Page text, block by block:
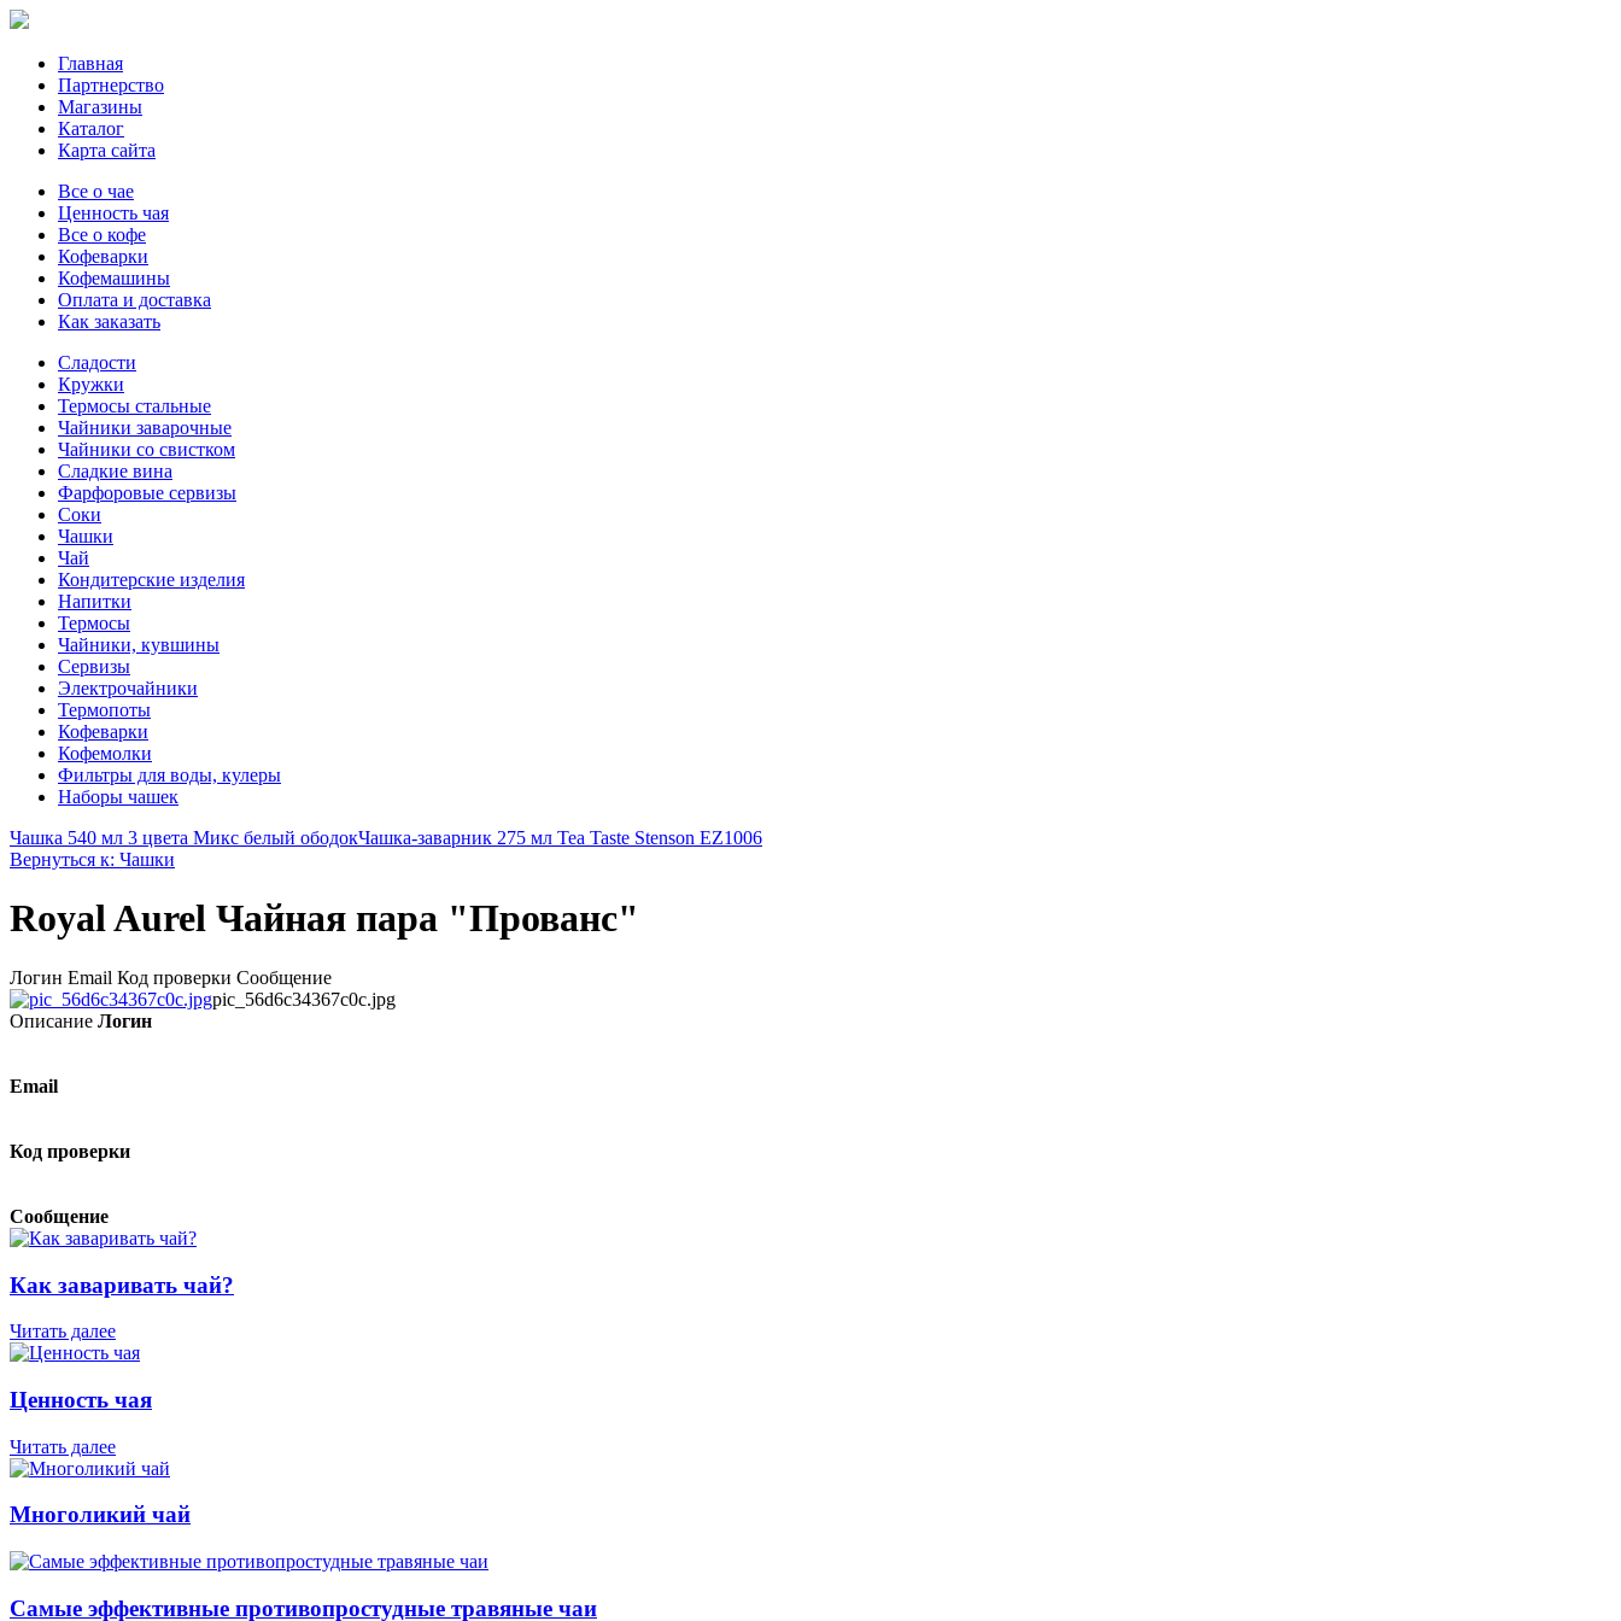
Главная
Партнерство
Магазины
Каталог
Карта сайта
Все о чае
Ценность чая
Все о кофе
Кофеварки
Кофемашины
Оплата и доставка
Как заказать
Сладости
Кружки
Термосы стальные
Чайники заварочные
Чайники со свистком
Сладкие вина
Фарфоровые сервизы
Соки
Чашки
Чай
Кондитерские изделия
Напитки
Термосы
Чайники, кувшины
Сервизы
Электрочайники
Термопоты
Кофеварки
Кофемолки
Фильтры для воды, кулеры
Наборы чашек
Чашка 540 мл 3 цвета Микс белый ободокЧашка-заварник 275 мл Tea Taste Stenson EZ1006
Вернуться к: Чашки
Royal Aurel Чайная пара "Прованс"
Логин Email Код проверки Сообщение
pic_56d6c34367c0c.jpg
Описание Логин
Email
Код проверки
Сообщение
Как заваривать чай?
Читать далее
Ценность чая
Читать далее
Многоликий чай
Самые эффективные противопростудные травяные чаи